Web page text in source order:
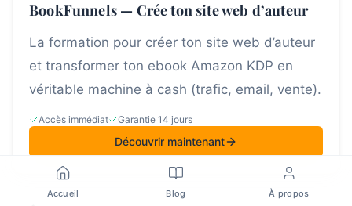
BookFunnels — Crée ton site web d’auteur
La formation pour créer ton site web d’auteur
et transformer ton ebook Amazon KDP en
véritable machine à cash (trafic, email, vente).
Accès immédiat Garantie 14 jours
Découvrir maintenant
Accueil Blog À propos